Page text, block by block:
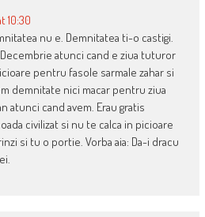
10:30
nu e. Demnitatea ti-o castigi.
atunci cand e ziua tuturor
pentru fasole sarmale zahar si
demnitate nici macar pentru ziua
atunci cand avem. Erau gratis
civilizat si nu te calca in picioare
si tu o portie. Vorba aia: Da-i dracu